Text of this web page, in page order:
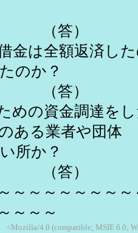
）
金は全額返済し
のか？
）
めの資金調達を
ある業者や団体
所か？
）
～～～～～～～
～～～
<Mozilla/4.0 (compatible; MSIE 6.0;